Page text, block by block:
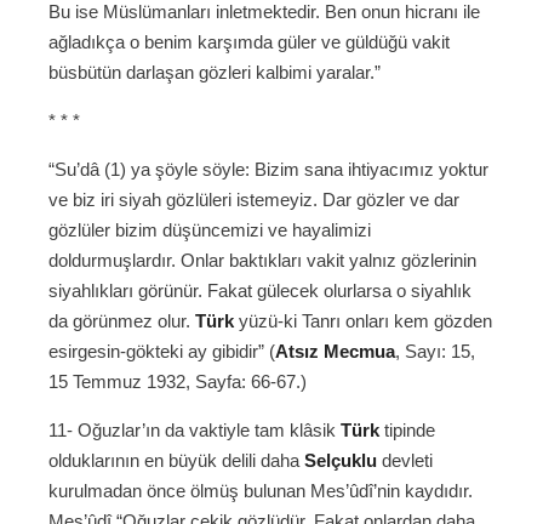
Bu ise Müslümanları inletmektedir. Ben onun hicranı ile
ağladıkça o benim karşımda güler ve güldüğü vakit
büsbütün darlaşan gözleri kalbimi yaralar.”
* * *
“Su’dâ (1) ya şöyle söyle: Bizim sana ihtiyacımız yoktur
ve biz iri siyah gözlüleri istemeyiz. Dar gözler ve dar
gözlüler bizim düşüncemizi ve hayalimizi
doldurmuşlardır. Onlar baktıkları vakit yalnız gözlerinin
siyahlıkları görünür. Fakat gülecek olurlarsa o siyahlık
da görünmez olur. Türk yüzü-ki Tanrı onları kem gözden
esirgesin-gökteki ay gibidir” (Atsız Mecmua, Sayı: 15,
15 Temmuz 1932, Sayfa: 66-67.)
11- Oğuzlar’ın da vaktiyle tam klâsik Türk tipinde
olduklarının en büyük delili daha Selçuklu devleti
kurulmadan önce ölmüş bulunan Mes’ûdî’nin kaydıdır.